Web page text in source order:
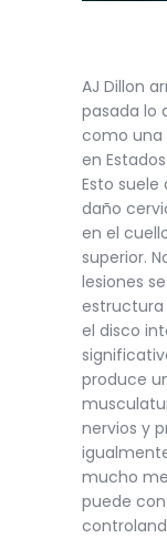
AJ Dillon
pasada lo
como una
en
Esto
daño
en el
superior.
lesiones
estructura
el disco
produce
nervios y
mucho
puede